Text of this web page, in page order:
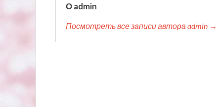
О admin
Посмотреть все записи автора admin →